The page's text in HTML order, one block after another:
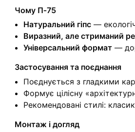
Чому П‑75
Натуральний гіпс —
Виразний, але стриманий
Універсальний формат —
Застосування та поєднання
Поєднується з гладкими
Формує цілісну
Рекомендовані стилі:
Монтаж і догляд